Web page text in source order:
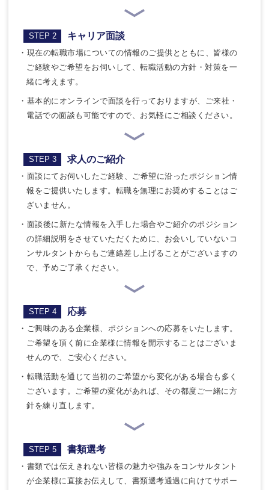
STEP 2 キャリア面談
・現在の転職市場についての情報のご提供とともに、皆様の
ご経験やご希望をお伺いして、転職活動の方針・対策を一
緒に考えます。
・基本的にオンラインで面談を行っておりますが、ご来社・
電話での面談も可能ですので、お気軽にご相談ください。
STEP 3 求人のご紹介
・面談にてお伺いしたご経験、ご希望に沿ったポジション情
報をご提供いたします。転職を無理にお奨めすることはご
ざいません。
・面談後に新たな情報を入手した場合やご紹介のポジション
の詳細説明をさせていただくために、お会いしていないコ
ンサルタントからもご連絡差し上げることがございますの
で、予めご了承ください。
STEP 4 応募
・ご興味のある企業様、ポジションへの応募をいたします。
ご希望を頂く前に企業様に情報を開示することはございま
せんので、ご安心ください。
・転職活動を通じて当初のご希望から変化がある場合も多く
ございます。ご希望の変化があれば、その都度ご一緒に方
針を練り直します。
STEP 5 書類選考
・書類では伝えきれない皆様の魅力や強みをコンサルタント
が企業様に直接お伝えして、書類選考通過に向けてサポー